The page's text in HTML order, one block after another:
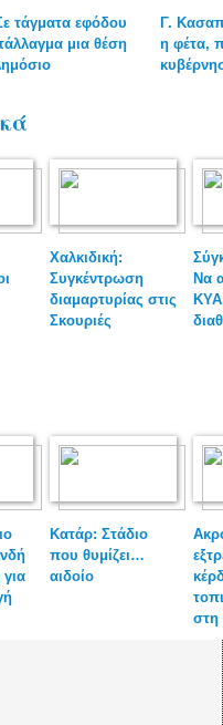
τάγματα εφόδου
μια θέση
Γ.
η φέτα,
Χαλκιδική:
Συγκέντρωση
διαμαρτυρίας στις
Σκουριές
Να
ΚΥΑ
Kατάρ: Στάδιο
που θυμίζει…
αιδοίο
στη